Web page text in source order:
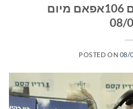
ראיונות ברדיו קסם 106אפאם מיום
08/
POSTED ON 08/